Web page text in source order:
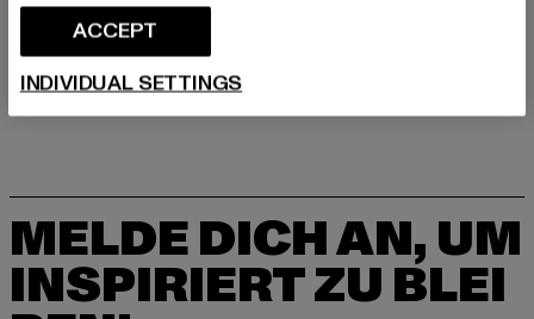
LIEFERUNG & RÜCKGABE
MELDE DICH AN, UM
INSPIRIERT ZU BLEI
ACCEPT
INDIVIDUAL SETTINGS